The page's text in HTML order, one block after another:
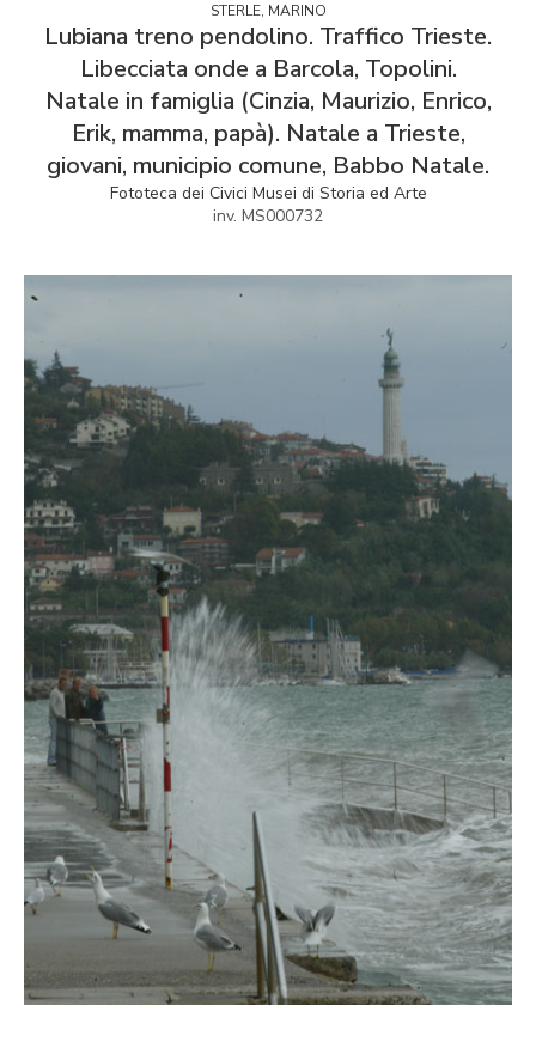
STERLE, MARINO
Lubiana treno pendolino. Traffico Trieste.
Libecciata onde a Barcola, Topolini.
Natale in famiglia (Cinzia, Maurizio, Enrico,
Erik, mamma, papà). Natale a Trieste,
giovani, municipio comune, Babbo Natale.
Fototeca dei Civici Musei di Storia ed Arte
inv. MS000732